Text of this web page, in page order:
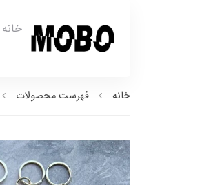
خانه
خانه فهرست محصولات